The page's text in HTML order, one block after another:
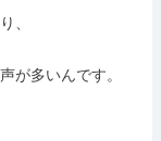
、
が多いんです。